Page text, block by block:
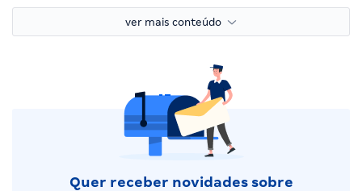
ver mais conteúdo
Quer receber novidades sobre